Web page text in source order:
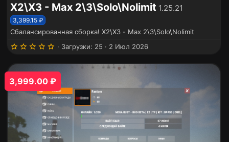
Х2\Х3 - Max 2\3\Solo\Nolimit 1.25.21
3,399.15 ₽
Сбалансированная сборка! Х2\Х3 - Max 2\3\Solo\Nolimit
5
з
в
ё
з
д
Загрузки 25 2 Июл 2026
3,999.00 ₽